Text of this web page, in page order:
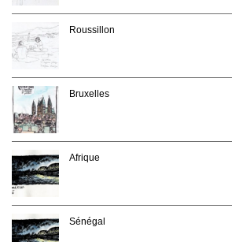
Roussillon
Bruxelles
Afrique
Sénégal